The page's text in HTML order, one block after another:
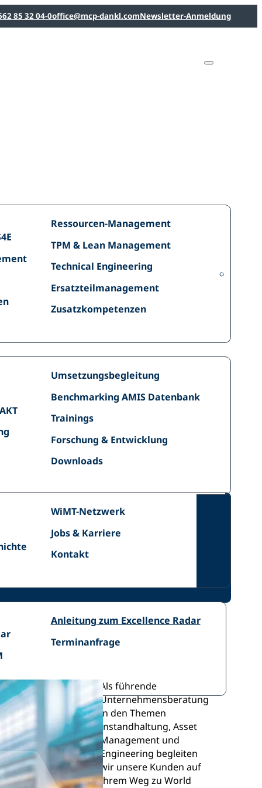
85 32 04-0office@mcp-dankl.comNewsletter-Anmeldung
Intelligenz
Ressourcen-Management
Ressourcen-
TPM & Lean Management
TPM
Lean
Management
Technical Engineering
Technical
Ersatzteilmanagement
Ersatzteilmanagement
Zusatzkompetenzen
Zusatzkompetenzen
Umsetzungsbegleitung
Umsetzungsbegleitung
Benchmarking AMIS Datenbank
Benchmarking
Datenbank
Trainings
Trainings
Forschung & Entwicklung
Forschung
Entwicklung
Downloads
Downloads
Partner
WiMT-Netzwerk
WiMT-
Jobs & Karriere
Jobs
Karriere
Kontakt
Kontakt
Radar
AM
Excellence
IH
Anleitung zum Excellence Radar
Anleitung
Excellence
Terminanfrage
Terminanfrage
für
in Asset
und
Als führende
Unternehmensberatung
in den Themen
Instandhaltung, Asset
Management und
Engineering begleiten
wir unsere Kunden auf
Ihrem Weg zu World